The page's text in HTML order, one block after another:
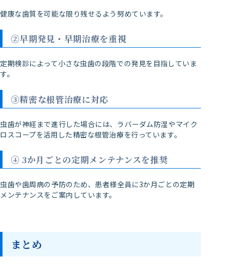
健康な歯質を可能な限り残せるよう努めています。
②早期発見・早期治療を重視
定期検診によって小さな虫歯の段階での発見を目指していま
す。
③精密な根管治療に対応
虫歯が神経まで進行した場合には、ラバーダム防湿やマイク
ロスコープを活用した精密な根管治療を行っています。
④ 3か月ごとの定期メンテナンスを推奨
虫歯や歯周病の予防のため、患者様全員に3か月ごとの定期
メンテナンスをご案内しています。
まとめ